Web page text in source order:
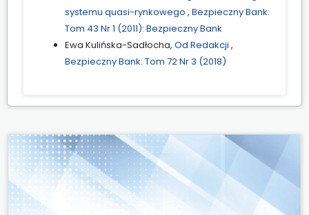
systemu quasi-rynkowego , Bezpieczny Bank:
Tom 43 Nr 1 (2011): Bezpieczny Bank
Ewa Kulińska-Sadłocha, Od Redakcji ,
Bezpieczny Bank: Tom 72 Nr 3 (2018)